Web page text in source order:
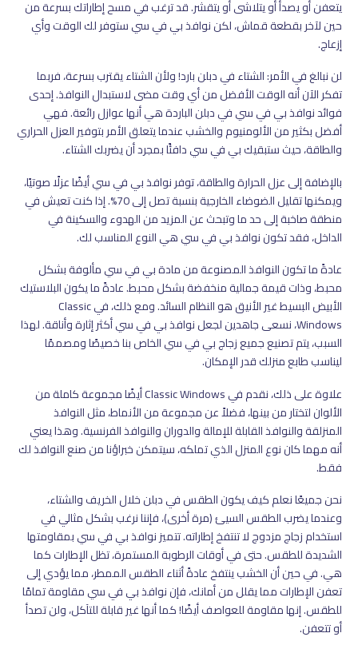
يتعفن أو يصدأ أو يتلاشى أو يتقشر. قد ترغب في مسح إطاراتك بسرعة من
حين لآخر بقطعة قماش، لكن نوافذ بي في سي ستوفر لك الوقت وأي
إزعاج.
لن نبالغ في الأمر: الشتاء في دبلن بارد! ولأن الشتاء يقترب بسرعة، فربما
تفكر الآن أنه الوقت الأفضل من أي وقت مضى لاستبدال النوافذ. إحدى
فوائد نوافذ بي في سي في دبلن الباردة هي أنها عوازل رائعة. فهي
أفضل بكثير من الألومنيوم والخشب عندما يتعلق الأمر بتوفير العزل الحراري
والطاقة، حيث ستبقيك بي في سي دافئًا بمجرد أن يضربك الشتاء.
بالإضافة إلى عزل الحرارة والطاقة، توفر نوافذ بي في سي أيضًا عزلًا صوتيًا،
ويمكنها تقليل الضوضاء الخارجية بنسبة تصل إلى 70%. إذا كنت تعيش في
منطقة صاخبة إلى حد ما وتبحث عن المزيد من الهدوء والسكينة في
الداخل، فقد تكون نوافذ بي في سي هي النوع المناسب لك.
عادةً ما تكون النوافذ المصنوعة من مادة بي في سي مألوفة بشكل
محبط، وذات قيمة جمالية منخفضة بشكل محبط. عادةً ما يكون البلاستيك
الأبيض البسيط غير الأنيق هو النظام السائد. ومع ذلك، في Classic
Windows، نسعى جاهدين لجعل نوافذ بي في سي أكثر إثارة وأناقة. لهذا
السبب، يتم تصنيع جميع زجاج بي في سي الخاص بنا خصيصًا ومصممًا
ليناسب طابع منزلك قدر الإمكان.
علاوة على ذلك، نقدم في Classic Windows أيضًا مجموعة كاملة من
الألوان لتختار من بينها، فضلاً عن مجموعة من الأنماط، مثل النوافذ
المنزلقة والنوافذ القابلة للإمالة والدوران والنوافذ الفرنسية. وهذا يعني
أنه مهما كان نوع المنزل الذي تملكه، سيتمكن خبراؤنا من صنع النوافذ لك
فقط.
نحن جميعًا نعلم كيف يكون الطقس في دبلن خلال الخريف والشتاء،
وعندما يضرب الطقس السيئ (مرة أخرى)، فإننا نرغب بشكل مثالي في
استخدام زجاج مزدوج لا تنتفخ إطاراته. تتميز نوافذ بي في سي بمقاومتها
الشديدة للطقس. حتى في أوقات الرطوبة المستمرة، تظل الإطارات كما
هي. في حين أن الخشب ينتفخ عادةً أثناء الطقس الممطر، مما يؤدي إلى
تعفن الإطارات مما يقلل من أمانك، فإن نوافذ بي في سي مقاومة تمامًا
للطقس. إنها مقاومة للعواصف أيضًا! كما أنها غير قابلة للتآكل، ولن تصدأ
أو تتعفن.